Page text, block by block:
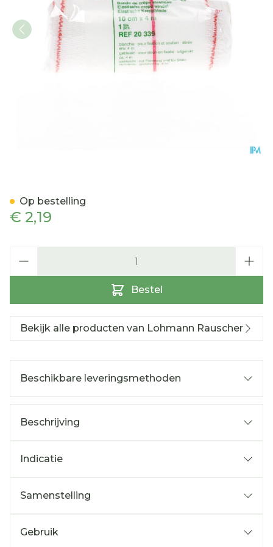
€ 2,19
Bestel
Op bestelling
Bekijk alle producten van Lohmann Rauscher
Beschikbare leveringsmethoden
Beschrijving
Indicatie
Samenstelling
Gebruik